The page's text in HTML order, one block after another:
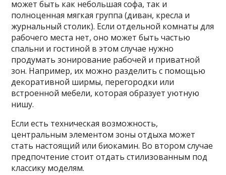
может быть как небольшая софа, так и
полноценная мягкая группа (диван, кресла и
журнальный столик). Если отдельной комнаты для
рабочего места нет, оно может быть частью
спальни и гостиной в этом случае нужно
продумать зонирование рабочей и приватной
зон. Например, их можно разделить с помощью
декоративной ширмы, перегородки или
встроенной мебели, которая образует уютную
нишу.
Если есть техническая возможность,
центральным элементом зоны отдыха может
стать настоящий или биокамин. Во втором случае
предпочтение стоит отдать стилизованным под
классику моделям.